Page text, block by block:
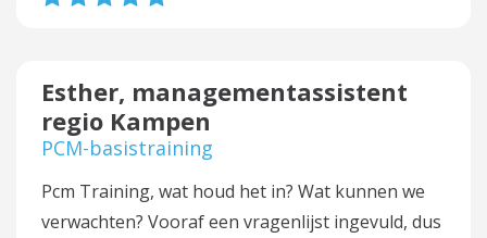
Esther, managementassistent
regio Kampen
PCM-basistraining
Pcm Training, wat houd het in? Wat kunnen we
verwachten? Vooraf een vragenlijst ingevuld, dus